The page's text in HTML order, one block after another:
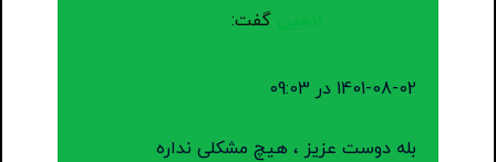
گفت:
1401-08-02 در 09:03
بله دوست عزیز ، هیچ مشکلی نداره